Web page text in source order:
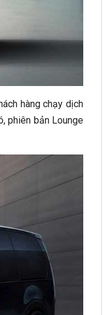
hàng chạy dịch
phiên bản Lounge